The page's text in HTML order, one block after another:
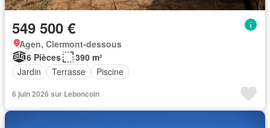
549 500 €
Agen, Clermont-dessous
6 Pièces
390 m²
Jardin
Terrasse Piscine
6 juin 2026 sur Leboncoin